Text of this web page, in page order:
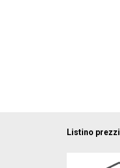
Listino prezzi